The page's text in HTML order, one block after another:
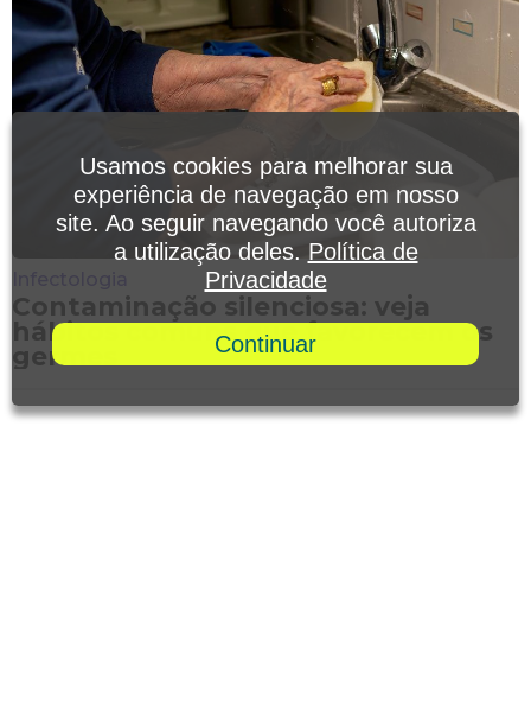
Contaminação silenciosa: veja
hábitos comuns que favorecem os
germes
Usamos cookies para melhorar sua
experiência de navegação em nosso
site. Ao seguir navegando você autoriza
a utilização deles. Política de
Privacidade
Continuar